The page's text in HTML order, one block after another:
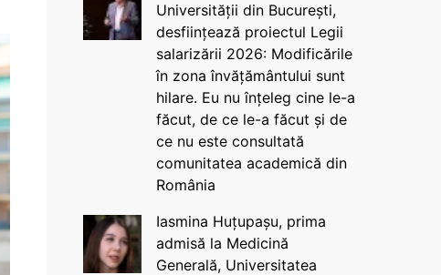
Universității din București,
desființează proiectul Legii
salarizării 2026: Modificările
în zona învățământului sunt
hilare. Eu nu înțeleg cine le-a
făcut, de ce le-a făcut și de
ce nu este consultată
comunitatea academică din
România
Iasmina Huțupașu, prima
admisă la Medicină
Generală, Universitatea